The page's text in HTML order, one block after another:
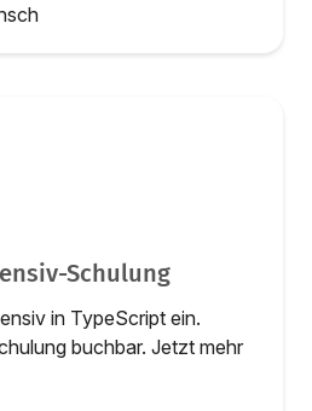
Schulung
in TypeScript ein.
buchbar. Jetzt mehr